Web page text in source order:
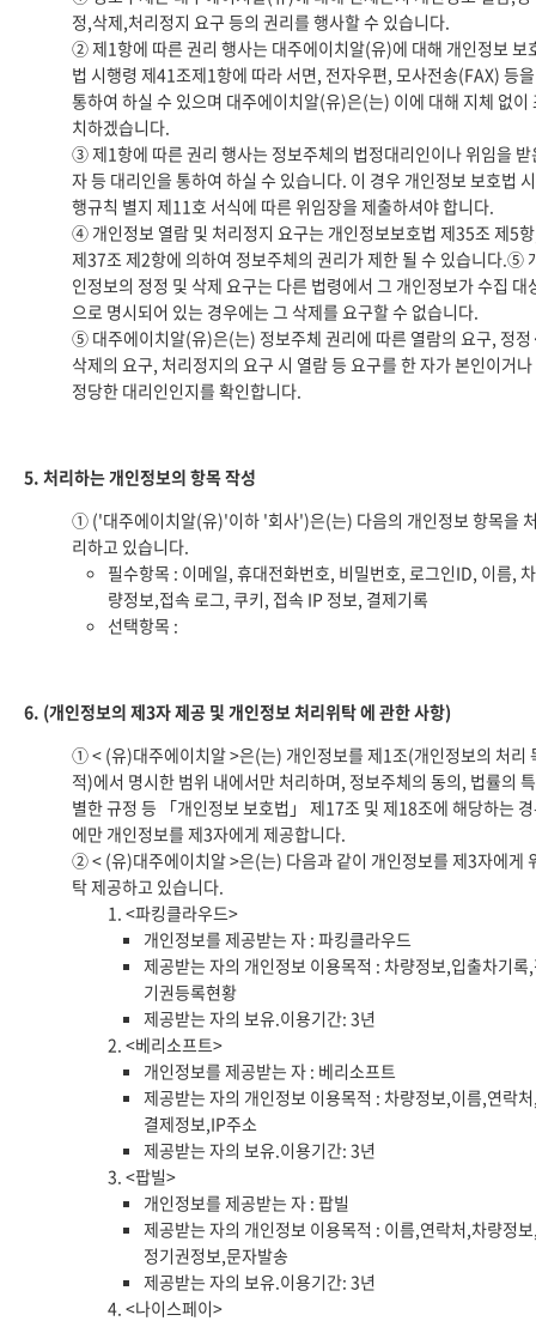
정,삭제,처리정지 요구 등의 권리를 행사할 수 있습니다.
② 제1항에 따른 권리 행사는 대주에이치알(유)에 대해 개인정보 보
법 시행령 제41조제1항에 따라 서면, 전자우편, 모사전송(FAX) 등을
통하여 하실 수 있으며 대주에이치알(유)은(는) 이에 대해 지체 없이
치하겠습니다.
③ 제1항에 따른 권리 행사는 정보주체의 법정대리인이나 위임을 받
자 등 대리인을 통하여 하실 수 있습니다. 이 경우 개인정보 보호법 시
행규칙 별지 제11호 서식에 따른 위임장을 제출하셔야 합니다.
④ 개인정보 열람 및 처리정지 요구는 개인정보보호법 제35조 제5
제37조 제2항에 의하여 정보주체의 권리가 제한 될 수 있습니다.⑤
인정보의 정정 및 삭제 요구는 다른 법령에서 그 개인정보가 수집 대
으로 명시되어 있는 경우에는 그 삭제를 요구할 수 없습니다.
⑤ 대주에이치알(유)은(는) 정보주체 권리에 따른 열람의 요구, 정정
삭제의 요구, 처리정지의 요구 시 열람 등 요구를 한 자가 본인이거나
정당한 대리인인지를 확인합니다.
5. 처리하는 개인정보의 항목 작성
① ('대주에이치알(유)'이하 '회사')은(는) 다음의 개인정보 항목을
리하고 있습니다.
필수항목 : 이메일, 휴대전화번호, 비밀번호, 로그인ID, 이름, 차
량정보,접속 로그, 쿠키, 접속 IP 정보, 결제기록
선택항목 :
6. (개인정보의 제3자 제공 및 개인정보 처리위탁 에 관한 사항)
① < (유)대주에이치알 >은(는) 개인정보를 제1조(개인정보의 처리
적)에서 명시한 범위 내에서만 처리하며, 정보주체의 동의, 법률의 특
별한 규정 등 「개인정보 보호법」 제17조 및 제18조에 해당하는
에만 개인정보를 제3자에게 제공합니다.
② < (유)대주에이치알 >은(는) 다음과 같이 개인정보를 제3자에게
탁 제공하고 있습니다.
1. <파킹클라우드>
개인정보를 제공받는 자 : 파킹클라우드
제공받는 자의 개인정보 이용목적 : 차량정보,입출차기록
기권등록현황
제공받는 자의 보유.이용기간: 3년
2. <베리소프트>
개인정보를 제공받는 자 : 베리소프트
제공받는 자의 개인정보 이용목적 : 차량정보,이름,연락
결제정보,IP주소
제공받는 자의 보유.이용기간: 3년
3. <팝빌>
개인정보를 제공받는 자 : 팝빌
제공받는 자의 개인정보 이용목적 : 이름,연락처,차량정
정기권정보,문자발송
제공받는 자의 보유.이용기간: 3년
4. <나이스페이>